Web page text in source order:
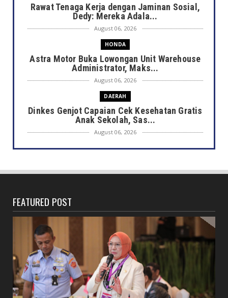
Rawat Tenaga Kerja dengan Jaminan Sosial,
Dedy: Mereka Adala...
August 06, 2026
HONDA
Astra Motor Buka Lowongan Unit Warehouse
Administrator, Maks...
August 06, 2026
DAERAH
Dinkes Genjot Capaian Cek Kesehatan Gratis
Anak Sekolah, Sas...
August 06, 2026
DAERAH
Dedy Tinjau Cek Keseh...
Lebih Pasti dengan Kampas Rem Asli Honda,
Pengereman Maksima...
August 06, 2026
HOTEL MERCURE
Mercure Bengkulu Hadirkan Staycation
Ramah Keluarga, Tamu Da...
August 05, 2026
FEATURED POST